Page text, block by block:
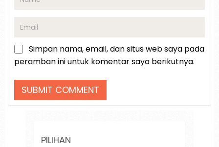
Simpan nama, email, dan situs web saya pada
peramban ini untuk komentar saya berikutnya.
PILIHAN